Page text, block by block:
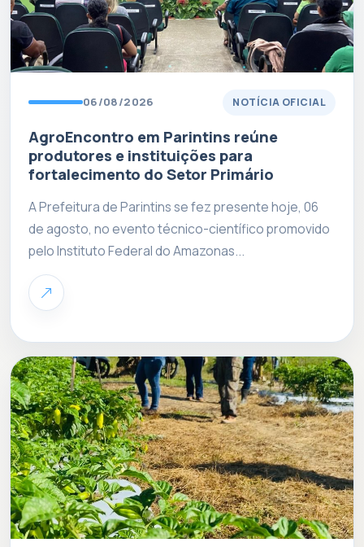
06/08/2026 NOTÍCIA OFICIAL
AgroEncontro em Parintins reúne
produtores e instituições para
fortalecimento do Setor Primário
A Prefeitura de Parintins se fez presente hoje, 06
de agosto, no evento técnico-científico promovido
pelo Instituto Federal do Amazonas...